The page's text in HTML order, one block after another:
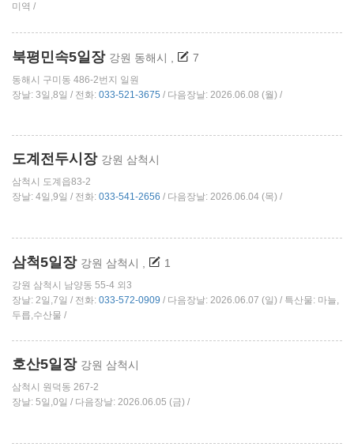
미역 /
북평민속5일장 강원 동해시 , 7
동해시 구미동 486-2번지 일원
장날: 3일,8일 / 전화: 033-521-3675 / 다음장날: 2026.06.08 (월) /
도계전두시장 강원 삼척시
삼척시 도계읍83-2
장날: 4일,9일 / 전화: 033-541-2656 / 다음장날: 2026.06.04 (목) /
삼척5일장 강원 삼척시 , 1
강원 삼척시 남양동 55-4 외3
장날: 2일,7일 / 전화: 033-572-0909 / 다음장날: 2026.06.07 (일) / 특산물: 마늘,
두릅,수산물 /
호산5일장 강원 삼척시
삼척시 원덕동 267-2
장날: 5일,0일 / 다음장날: 2026.06.05 (금) /